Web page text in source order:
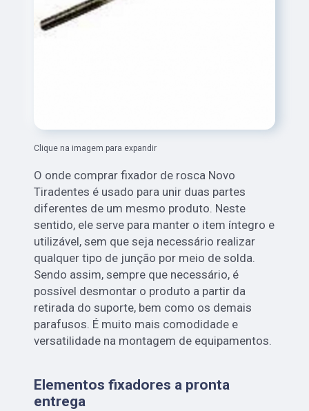
Clique na imagem para expandir
O onde comprar fixador de rosca Novo
Tiradentes é usado para unir duas partes
diferentes de um mesmo produto. Neste
sentido, ele serve para manter o item íntegro e
utilizável, sem que seja necessário realizar
qualquer tipo de junção por meio de solda.
Sendo assim, sempre que necessário, é
possível desmontar o produto a partir da
retirada do suporte, bem como os demais
parafusos. É muito mais comodidade e
versatilidade na montagem de equipamentos.
Elementos fixadores a pronta
entrega